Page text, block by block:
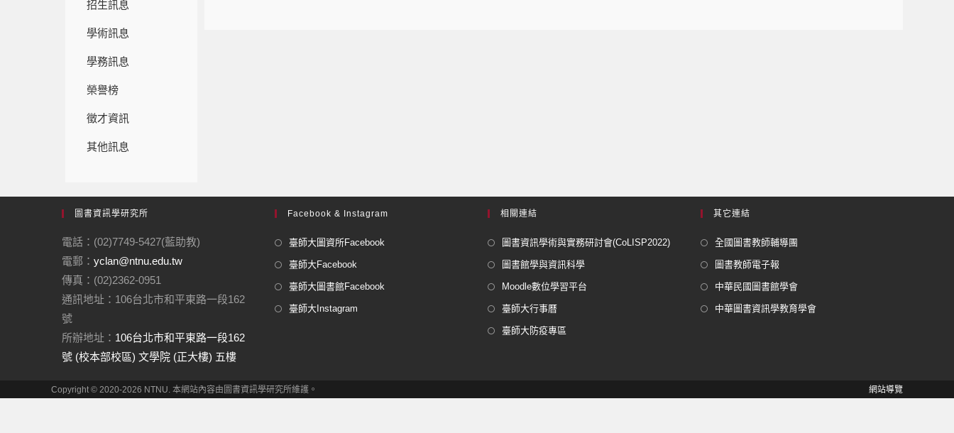
招生訊息
學術訊息
學務訊息
榮譽榜
徵才資訊
其他訊息
圖書資訊學研究所
電話：(02)7749-5427(藍助教)
電郵： yclan@ntnu.edu.tw
傳真：(02)2362-0951
通訊地址：106台北市和平東路一段162
號
所辦地址： 106台北市和平東路一段162
號 (校本部校區) 文學院 (正大樓) 五樓
Facebook & Instagram
臺師大圖資所Facebook
臺師大Facebook
臺師大圖書館Facebook
臺師大Instagram
相關連結
圖書資訊學術與實務研討會(CoLISP2022)
圖書館學與資訊科學
Moodle數位學習平台
臺師大行事曆
臺師大防疫專區
其它連結
全國圖書教師輔導團
圖書教師電子報
中華民國圖書館學會
中華圖書資訊學教育學會
網站導覽
Copyright © 2020-2026 NTNU. 本網站內容由圖書資訊學研究所維護。